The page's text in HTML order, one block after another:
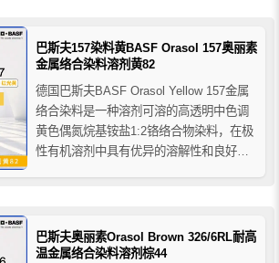
墨、溶剂型木器漆、透明涂料等产品的着
色。
巴斯夫157染料黄BASF Orasol 157奥丽素
金属络合染料溶剂黄82
德国巴斯夫BASF Orasol Yellow 157金属
络合染料是一种溶剂可溶的高透明中色调
黄色偶氮烷基铵盐1:2铬络合物染料，在极
性有机溶剂中具有优异的溶解性和良好的
巴斯夫奥丽素Orasol Brown 326/6RL耐高
温金属络合染料溶剂棕44